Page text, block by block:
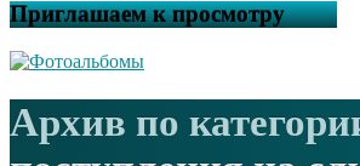
Приглашаем к просмотру
Архив по